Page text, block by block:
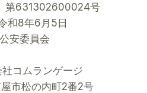
第631302600024号
和8年6月5日
安委員会
コムランゲージ
市松の内町2番2号